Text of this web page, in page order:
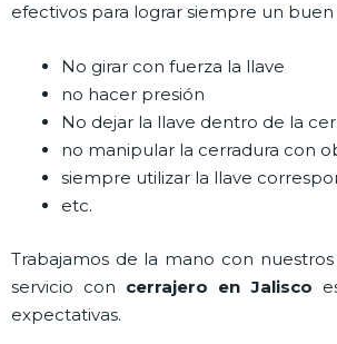
efectivos para lograr siempre un
No girar con fuerza la llave
no hacer presión
No dejar la llave dentro de la
no manipular la cerradura con
siempre utilizar la llave
etc.
Trabajamos de la mano con
servicio con cerrajero en Jalisco
expectativas.